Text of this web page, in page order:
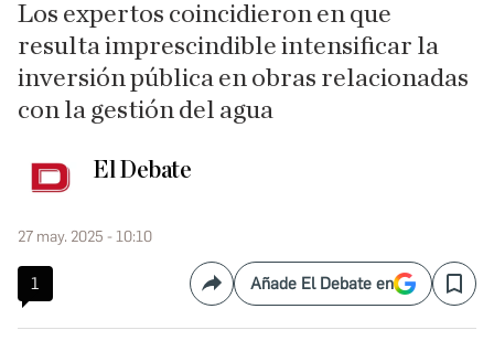
Los expertos coincidieron en que
resulta imprescindible intensificar la
inversión pública en obras relacionadas
con la gestión del agua
El Debate
27 may. 2025 - 10:10
1 CompartirAñade El Debate en Save